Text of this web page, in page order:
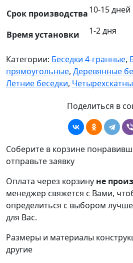
Срок производства10-15 дней
Время установки 1-2 дня
Категории: Беседки 4-гранные,
прямоугольные, Деревянные
Летние беседки,
Поделиться в
Соберите в корзине
отправьте заявку
Оплата через корзину не
менеджер свяжется с Вами,
определиться с выбором
для Вас.
Размеры и материалы
другие